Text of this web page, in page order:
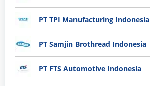
PT TPI Manufacturing Indonesia
PT Samjin Brothread Indonesia
PT FTS Automotive Indonesia